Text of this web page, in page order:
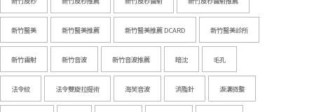
新竹醫美 新竹醫美推薦 新竹醫美推薦 DCARD 新竹醫美診所
新竹雷射 新竹音波 新竹音波推薦 暗沈 毛孔
法令紋 法令雙旋拉提術 海芙音波 消脂針 淚溝微整